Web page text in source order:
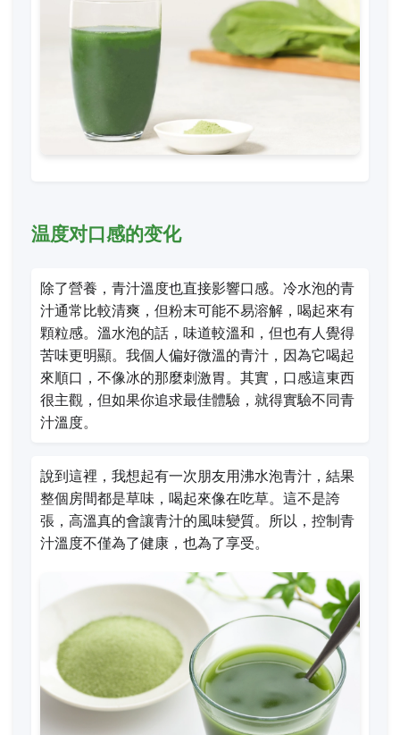
温度对口感的变化
除了營養，青汁溫度也直接影響口感。冷水泡的青
汁通常比較清爽，但粉末可能不易溶解，喝起來有
顆粒感。溫水泡的話，味道較溫和，但也有人覺得
苦味更明顯。我個人偏好微溫的青汁，因為它喝起
來順口，不像冰的那麼刺激胃。其實，口感這東西
很主觀，但如果你追求最佳體驗，就得實驗不同青
汁溫度。
說到這裡，我想起有一次朋友用沸水泡青汁，結果
整個房間都是草味，喝起來像在吃草。這不是誇
張，高溫真的會讓青汁的風味變質。所以，控制青
汁溫度不僅為了健康，也為了享受。